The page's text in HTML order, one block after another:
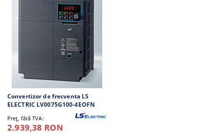
Convertizor de frecventa LS
ELECTRIC LV0075G100-4EOFN
Preţ, fără TVA:
2.939,38 RON